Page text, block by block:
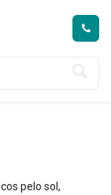
pelo sol,